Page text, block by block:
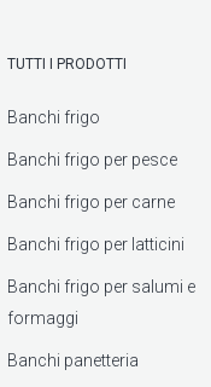
TUTTI I PRODOTTI
Banchi frigo
Banchi frigo per pesce
Banchi frigo per carne
Banchi frigo per latticini
Banchi frigo per salumi e
formaggi
Banchi panetteria